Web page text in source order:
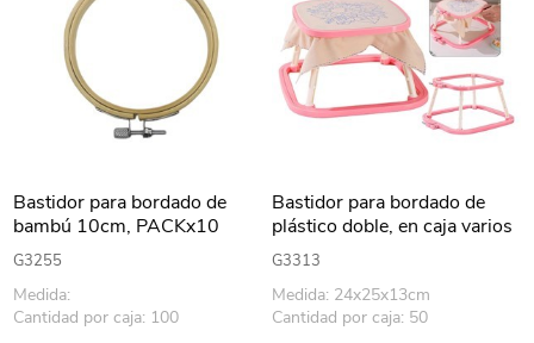
Bastidor para bordado de
bambú 10cm, PACKx10
G3255
Medida:
Cantidad por caja: 100
Bastidor para bordado de
plástico doble, en caja varios
colores
G3313
Medida: 24x25x13cm
Cantidad por caja: 50